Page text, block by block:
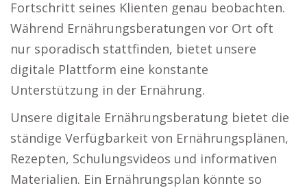
Fortschritt seines Klienten genau beobachten.
Während Ernährungsberatungen vor Ort oft
nur sporadisch stattfinden, bietet unsere
digitale Plattform eine konstante
Unterstützung in der Ernährung.
Unsere digitale Ernährungsberatung bietet die
ständige Verfügbarkeit von Ernährungsplänen,
Rezepten, Schulungsvideos und informativen
Materialien. Ein Ernährungsplan könnte so